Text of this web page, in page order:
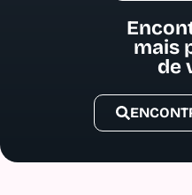
mais
de